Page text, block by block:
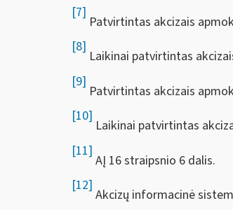
[7]
Patvirtintas akcizais
[8]
Laikinai patvirtintas
[9]
Patvirtintas akcizais
[10]
Laikinai patvirtintas
[11]
AĮ 16 straipsnio 6 dalis.
[12]
Akcizų informacinė